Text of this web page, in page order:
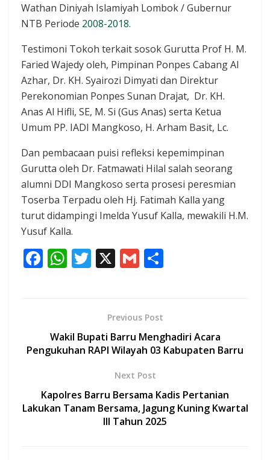
Wathan Diniyah Islamiyah Lombok / Gubernur
NTB Periode 2008-2018.
Testimoni Tokoh terkait sosok Gurutta Prof H. M.
Faried Wajedy oleh, Pimpinan Ponpes Cabang Al
Azhar, Dr. KH. Syairozi Dimyati dan Direktur
Perekonomian Ponpes Sunan Drajat, Dr. KH.
Anas Al Hifli, SE, M. Si (Gus Anas) serta Ketua
Umum PP. IADI Mangkoso, H. Arham Basit, Lc.
Dan pembacaan puisi refleksi kepemimpinan
Gurutta oleh Dr. Fatmawati Hilal salah seorang
alumni DDI Mangkoso serta prosesi peresmian
Toserba Terpadu oleh Hj. Fatimah Kalla yang
turut didampingi Imelda Yusuf Kalla, mewakili H.M.
Yusuf Kalla.
F
o
o
W
A
p
T
er
X G
l
Previous Post
Wakil Bupati Barru Menghadiri Acara
Pengukuhan RAPI Wilayah 03 Kabupaten Barru
Next Post
Kapolres Barru Bersama Kadis Pertanian
Lakukan Tanam Bersama, Jagung Kuning Kwartal
III Tahun 2025